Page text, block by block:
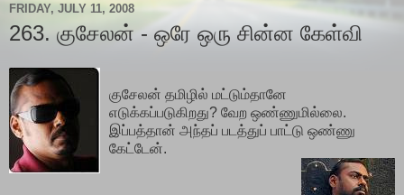
FRIDAY, JULY 11, 2008
263. குசேலன் - ஒரே ஒரு சின்ன கேள்வி
குசேலன் தமிழில் மட்டும்தானே
எடுக்கப்படுகிறது? வேற ஒண்ணுமில்லை.
இப்பத்தான் அந்தப் படத்துப் பாட்டு ஒண்ணு
கேட்டேன்.